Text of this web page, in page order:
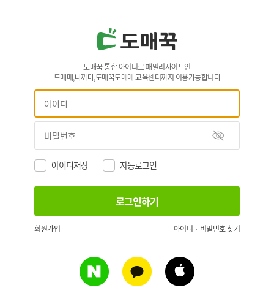
도매꾹 통합 아이디로 패밀리사이트인
도매매,나까마,도매꾹도매매 교육센터까지 이용가능합니다
아이디저장 자동로그인
회원가입 아이디 · 비밀번호 찾기